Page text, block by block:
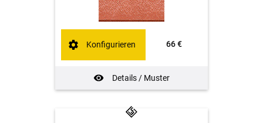
66 €
Details / Muster
Konfigurieren